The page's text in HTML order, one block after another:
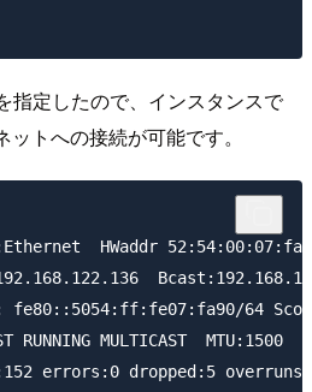
指定したので、インスタンスで
トへの接続が可能です。
HWaddr
fe80::5054:ff:fe07:fa90/64
RUNNING MULTICAST  MTU:1500
errors:0 dropped:5